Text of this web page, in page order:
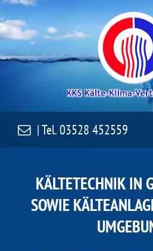
| Tel.03528 452559
KÄLTETECHNIK IN
OWIE